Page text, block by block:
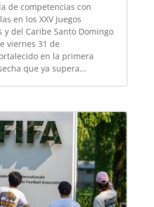
de competencias con
en los XXV Juegos
y del Caribe Santo Domingo
viernes 31 de
en la primera
que ya supera...